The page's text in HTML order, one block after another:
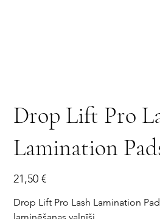
Drop Lift Pro
Lamination
Cena
21,50 €
Drop Lift Pro Lash Lamination